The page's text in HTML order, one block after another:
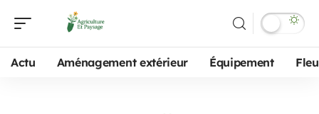
Actu Aménagement extérieur Équipement